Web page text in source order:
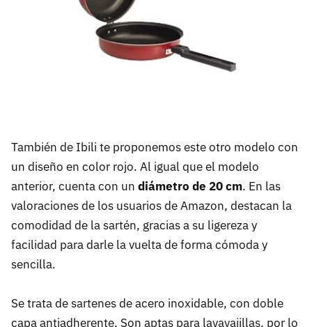
También de Ibili te proponemos este otro modelo con
un diseño en color rojo. Al igual que el modelo
anterior, cuenta con un diámetro de 20 cm. En las
valoraciones de los usuarios de Amazon, destacan la
comodidad de la sartén, gracias a su ligereza y
facilidad para darle la vuelta de forma cómoda y
sencilla.
Se trata de sartenes de acero inoxidable, con doble
capa antiadherente. Son aptas para lavavajillas, por lo